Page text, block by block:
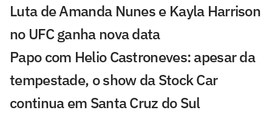
Luta de Amanda Nunes e Kayla Harrison
no UFC ganha nova data
Papo com Helio Castroneves: apesar da
tempestade, o show da Stock Car
continua em Santa Cruz do Sul